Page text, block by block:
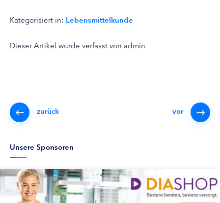
Kategorisiert in: Lebensmittelkunde
Dieser Artikel wurde verfasst von admin
zurück vor
Unsere Sponsoren